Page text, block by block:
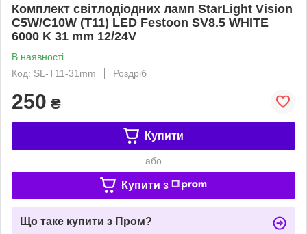
Комплект світлодіодних ламп StarLight Vision
C5W/C10W (T11) LED Festoon SV8.5 WHITE
6000 K 31 mm 12/24V
В наявності
Код: SL-T11-31mm
Роздріб
250 ₴
Купити
або
Купити з
Що таке купити з Пром?